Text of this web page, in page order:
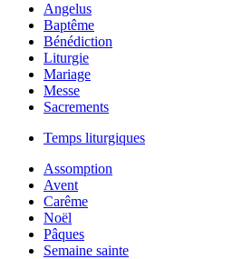
Angelus
Baptême
Bénédiction
Liturgie
Mariage
Messe
Sacrements
Temps liturgiques
Assomption
Avent
Carême
Noël
Pâques
Semaine sainte